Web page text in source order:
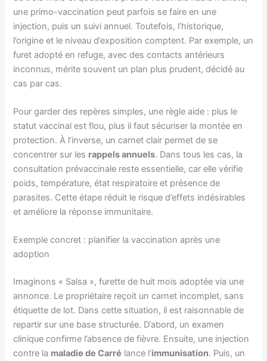
une primo-vaccination peut parfois se faire en une
injection, puis un suivi annuel. Toutefois, l’historique,
l’origine et le niveau d’exposition comptent. Par exemple, un
furet adopté en refuge, avec des contacts antérieurs
inconnus, mérite souvent un plan plus prudent, décidé au
cas par cas.
Pour garder des repères simples, une règle aide : plus le
statut vaccinal est flou, plus il faut sécuriser la montée en
protection. À l’inverse, un carnet clair permet de se
concentrer sur les rappels annuels. Dans tous les cas, la
consultation prévaccinale reste essentielle, car elle vérifie
poids, température, état respiratoire et présence de
parasites. Cette étape réduit le risque d’effets indésirables
et améliore la réponse immunitaire.
Exemple concret : planifier la vaccination après une
adoption
Imaginons « Salsa », furette de huit mois adoptée via une
annonce. Le propriétaire reçoit un carnet incomplet, sans
étiquette de lot. Dans cette situation, il est raisonnable de
repartir sur une base structurée. D’abord, un examen
clinique confirme l’absence de fièvre. Ensuite, une injection
contre la maladie de Carré lance l’immunisation. Puis, un